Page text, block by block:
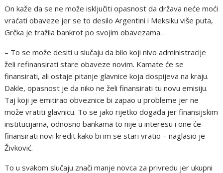
On kaže da se ne može isključiti opasnost da država neće moći
vraćati obaveze jer se to desilo Argentini i Meksiku više puta,
Grčka je tražila bankrot po svojim obavezama…
– To se može desiti u slučaju da bilo koji nivo administracije
želi refinansirati stare obaveze novim. Kamate će se
finansirati, ali ostaje pitanje glavnice koja dospijeva na kraju.
Dakle, opasnost je da niko ne želi finansirati tu novu emisiju.
Taj koji je emitirao obveznice bi zapao u probleme jer ne
može vratiti glavnicu. To se jako rijetko događa jer finansijskim
institucijama, odnosno bankama to nije u interesu i one će
finansirati novi kredit kako bi im se stari vratio – naglasio je
Živković.
To u svakom slučaju znači manje novca za privredu jer ukupni